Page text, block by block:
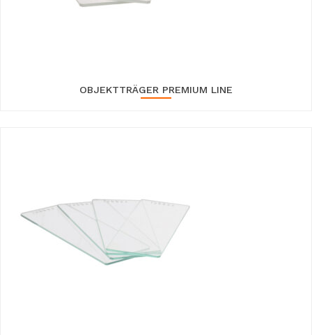
OBJEKTTRÄGER PREMIUM LINE